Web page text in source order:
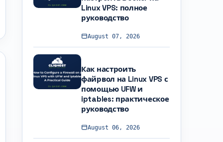
Linux VPS: полное
руководство
August 07, 2026
Как настроить
файрвол на Linux VPS с
помощью UFW и
iptables: практическое
руководство
August 06, 2026